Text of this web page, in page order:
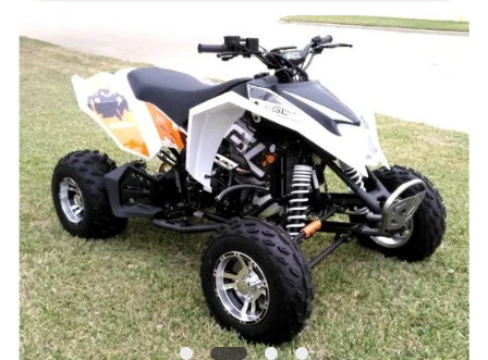
विनती
करे
साइटमैप
गोपनीयता
नीति